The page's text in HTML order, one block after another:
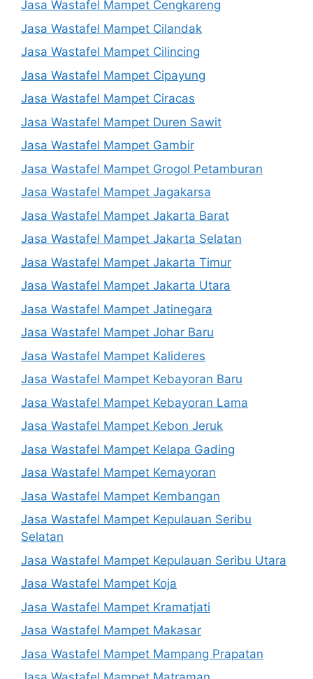
Jasa Wastafel Mampet Cengkareng
Jasa Wastafel Mampet Cilandak
Jasa Wastafel Mampet Cilincing
Jasa Wastafel Mampet Cipayung
Jasa Wastafel Mampet Ciracas
Jasa Wastafel Mampet Duren Sawit
Jasa Wastafel Mampet Gambir
Jasa Wastafel Mampet Grogol Petamburan
Jasa Wastafel Mampet Jagakarsa
Jasa Wastafel Mampet Jakarta Barat
Jasa Wastafel Mampet Jakarta Selatan
Jasa Wastafel Mampet Jakarta Timur
Jasa Wastafel Mampet Jakarta Utara
Jasa Wastafel Mampet Jatinegara
Jasa Wastafel Mampet Johar Baru
Jasa Wastafel Mampet Kalideres
Jasa Wastafel Mampet Kebayoran Baru
Jasa Wastafel Mampet Kebayoran Lama
Jasa Wastafel Mampet Kebon Jeruk
Jasa Wastafel Mampet Kelapa Gading
Jasa Wastafel Mampet Kemayoran
Jasa Wastafel Mampet Kembangan
Jasa Wastafel Mampet Kepulauan Seribu
Selatan
Jasa Wastafel Mampet Kepulauan Seribu Utara
Jasa Wastafel Mampet Koja
Jasa Wastafel Mampet Kramatjati
Jasa Wastafel Mampet Makasar
Jasa Wastafel Mampet Mampang Prapatan